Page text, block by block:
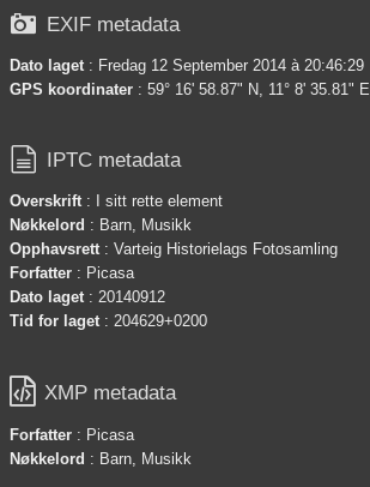
 EXIF metadata
Dato laget: Fredag 12 September 2014 à 20:46:29
GPS koordinater : 59° 16' 58.87" N, 11° 8' 35.81" E
 IPTC metadata
Overskrift: I sitt rette element
Nøkkelord : Barn, Musikk
Opphavsrett: Varteig Historielags Fotosamling
Forfatter : Picasa
Dato laget: 20140912
Tid for laget: 204629+0200
 XMP metadata
Forfatter : Picasa
Nøkkelord : Barn, Musikk